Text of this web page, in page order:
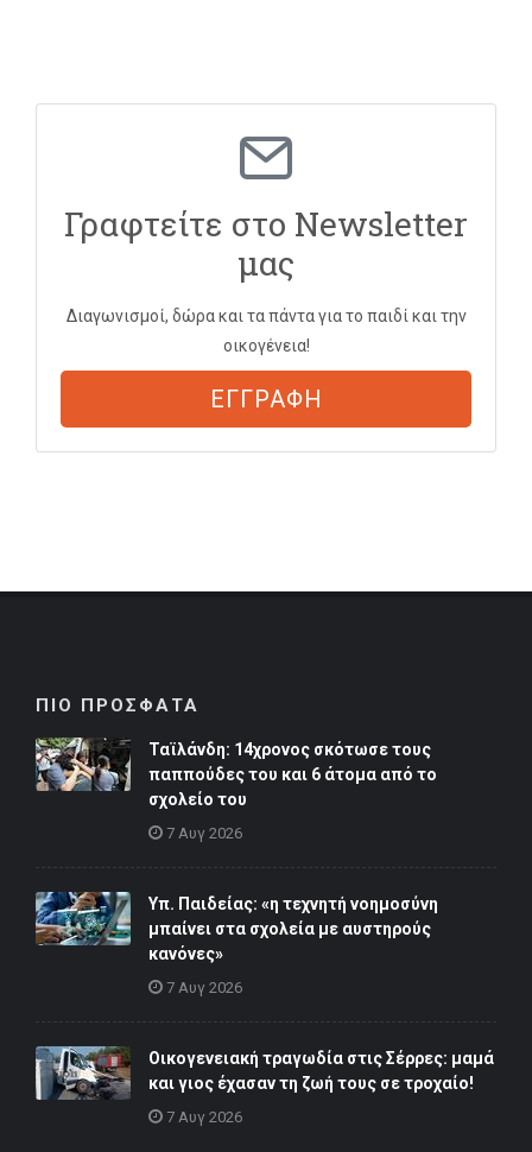
Γραφτείτε στο Newsletter
μας
Διαγωνισμοί, δώρα και τα πάντα για το παιδί και την
οικογένεια!
ΕΓΓΡΑΦΗ
ΠΙΟ ΠΡΟΣΦΑΤΑ
Ταϊλάνδη: 14χρονος σκότωσε τους
παππούδες του και 6 άτομα από το
σχολείο του
7 Αυγ 2026
Υπ. Παιδείας: «η τεχνητή νοημοσύνη
μπαίνει στα σχολεία με αυστηρούς
κανόνες»
7 Αυγ 2026
Οικογενειακή τραγωδία στις Σέρρες: μαμά
και γιος έχασαν τη ζωή τους σε τροχαίο!
7 Αυγ 2026